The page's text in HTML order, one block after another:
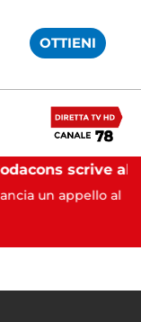
OTTIENI
Paestum, Codacons scrive al ministro Giuli: "Rilanciare scavi dell'Anfiteatro nell'area archeologica"
un appello al